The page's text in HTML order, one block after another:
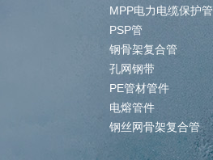
MPP电力电缆保护管
PSP管
钢骨架复合管
孔网钢带
PE管材管件
电熔管件
钢丝网骨架复合管